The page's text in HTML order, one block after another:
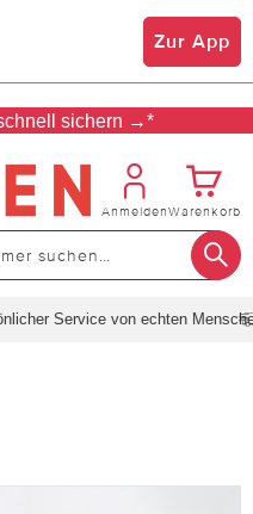
Zur App
sichern →*
AnmeldenWarenkorb
Service von echten Menschen